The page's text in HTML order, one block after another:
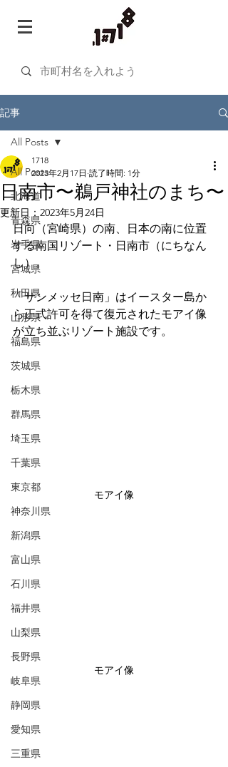
記事
All Posts
北海道
青森県
岩手県
宮城県
秋田県
山形県
福島県
茨城県
栃木県
群馬県
埼玉県
千葉県
東京都
神奈川県
新潟県
富山県
石川県
福井県
山梨県
長野県
岐阜県
静岡県
愛知県
三重県
All Posts
日南市〜鵜戸神社のまち〜
1718
2023年2月17日 読了時間: 1分
更新日： 2023年5月24日
日向（宮崎県）の南、日本の南に位置
する南国リゾート・日南市（にちなん
し）。
「サンメッセ日南」はイースター島か
ら正式許可を得て復元されたモアイ像
が立ち並ぶリゾート施設です。
モアイ像
モアイ像